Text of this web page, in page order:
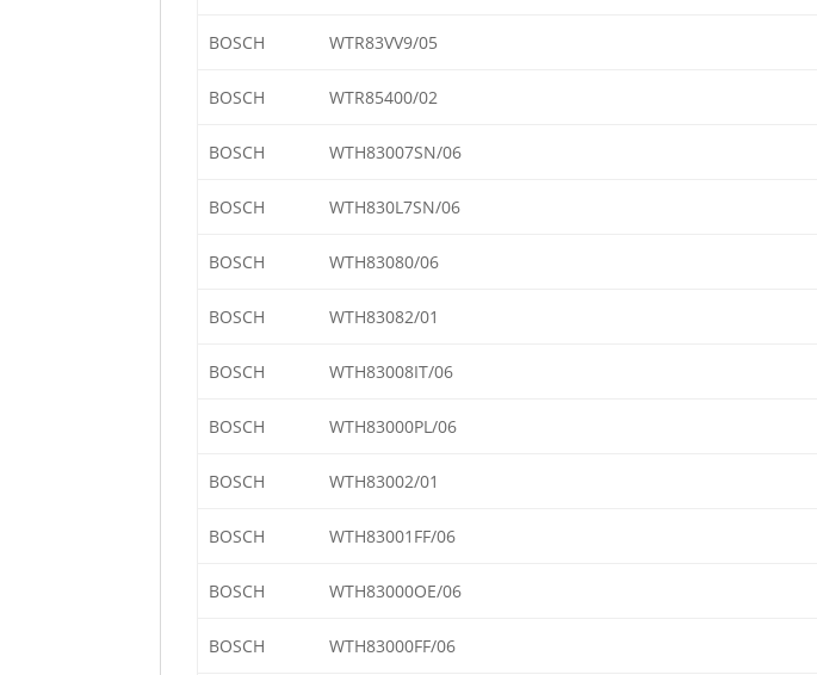
BOSCH WTR83VV9/05
BOSCH WTR85400/02
BOSCH WTH83007SN/06
BOSCH WTH830L7SN/06
BOSCH WTH83080/06
BOSCH WTH83082/01
BOSCH WTH83008IT/06
BOSCH WTH83000PL/06
BOSCH WTH83002/01
BOSCH WTH83001FF/06
BOSCH WTH83000OE/06
BOSCH WTH83000FF/06